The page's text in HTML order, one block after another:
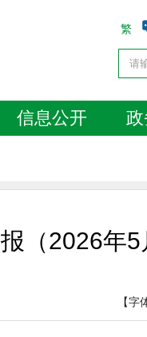
繁
信息公开
（2026年5
【字